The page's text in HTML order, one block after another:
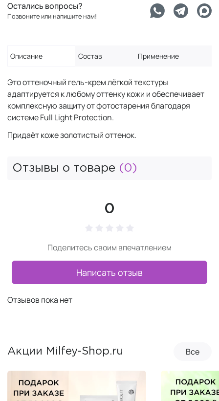
Остались вопросы?
Позвоните или напишите нам!
Описание Состав Применение
Это оттеночный гель-крем лёгкой текстуры
адаптируется к любому оттенку кожи и обеспечивает
комплексную защиту от фотостарения благодаря
системе Full Light Protection.
Придаёт коже золотистый оттенок.
Отзывы о товаре (0)
0
Поделитесь своим впечатлением
Написать отзыв
Отзывов пока нет
Акции Milfey-Shop.ru Все